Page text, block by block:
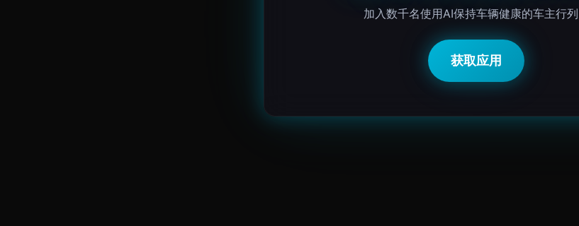
加入数千名使用AI保持车辆健康的车主行列
获取应用